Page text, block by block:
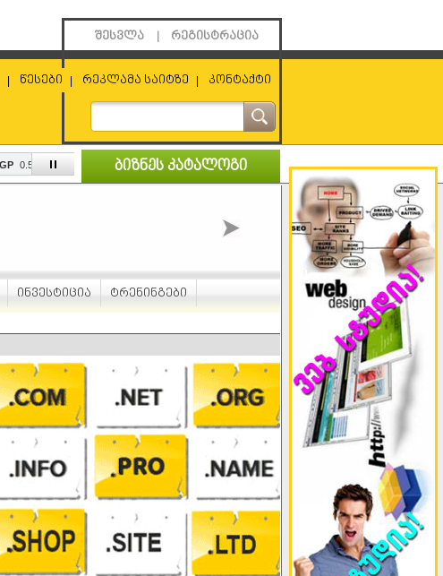
შესვლა რეგისტრაცია
წესები რეკლამა საიტზე კონტაქტი
ბიზნეს კატალოგი
ინვესტიცია
ტრენინგები